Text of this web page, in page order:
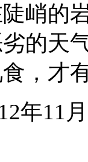
峭的
的天
食，
年11